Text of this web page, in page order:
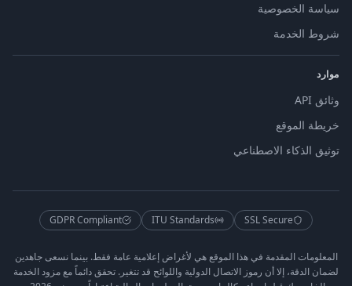
سياسة الخصوصية
شروط الخدمة
موارد
وثائق API
خريطة الموقع
توثيق الذكاء الاصطناعي
SSL Secure
ITU Standards
GDPR Compliant
المعلومات المقدمة في هذا الموقع هي لأغراض إعلامية عامة فقط. بينما نسعى جاهدين
لضمان الدقة، إلا أن رموز الاتصال الدولية واللوائح قد تتغير. تحقق دائماً مع مزود الخدمة